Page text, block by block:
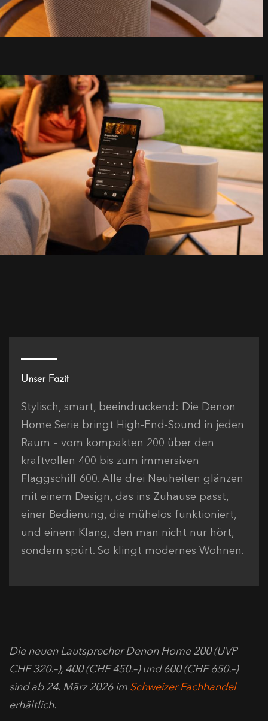
Unser Fazit
Stylisch, smart, beeindruckend: Die Denon
Home Serie bringt High-End-Sound in jeden
Raum – vom kompakten 200 über den
kraftvollen 400 bis zum immersiven
Flaggschiff 600. Alle drei Neuheiten glänzen
mit einem Design, das ins Zuhause passt,
einer Bedienung, die mühelos funktioniert,
und einem Klang, den man nicht nur hört,
sondern spürt. So klingt modernes Wohnen.
Die neuen Lautsprecher Denon Home 200 (UVP
CHF 320.–), 400 (CHF 450.–) und 600 (CHF 650.–)
sind ab 24. März 2026 im Schweizer Fachhandel
erhältlich.